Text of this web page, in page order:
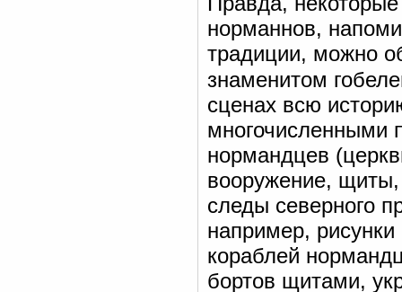
норманнов,
традиции, можно
знаменитом
сценах всю
многочисленными
нормандцев
вооружение,
следы северного
например,
кораблей
бортов щитами,